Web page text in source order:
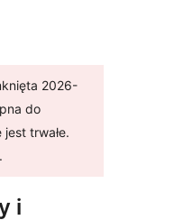
2026-
do
trwałe.
i